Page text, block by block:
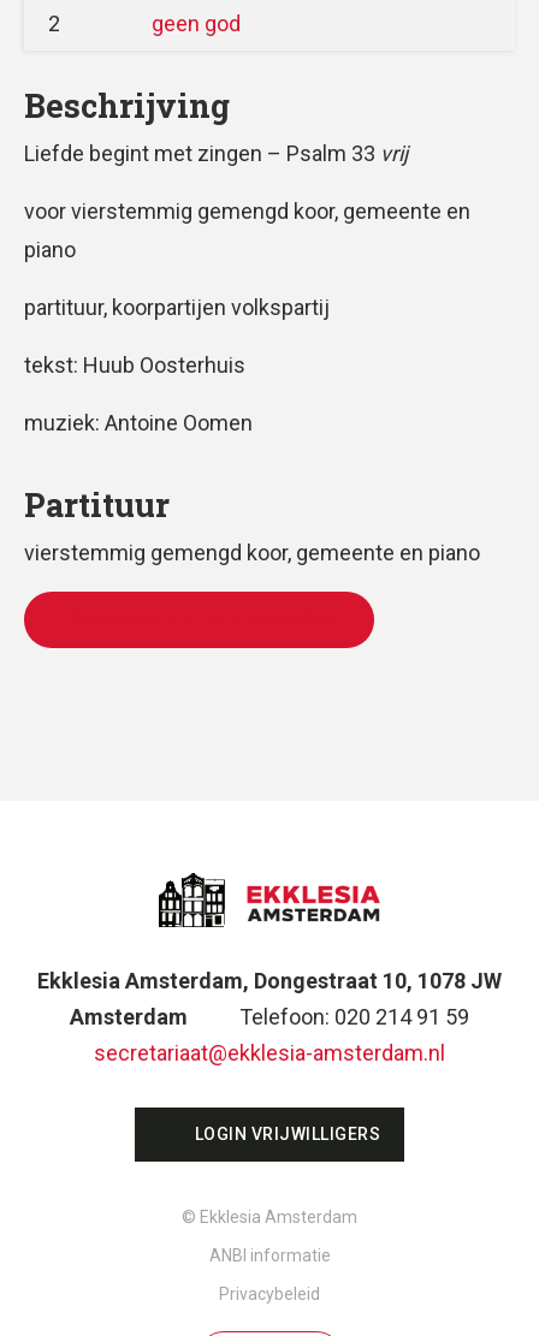
2
geen god
Beschrijving
Liefde begint met zingen – Psalm 33 vrij
voor vierstemmig gemengd koor, gemeente en
piano
partituur, koorpartijen volkspartij
tekst: Huub Oosterhuis
muziek: Antoine Oomen
Partituur
vierstemmig gemengd koor, gemeente en piano
Ekklesia Amsterdam, Dongestraat 10, 1078 JW
Amsterdam
Telefoon: 020 214 91 59
secretariaat@ekklesia-amsterdam.nl
LOGIN VRIJWILLIGERS
© Ekklesia Amsterdam
ANBI informatie
Privacybeleid